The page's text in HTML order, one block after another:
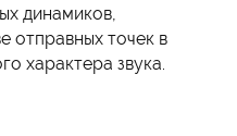
динамиков,
отправных точек в
характера звука.